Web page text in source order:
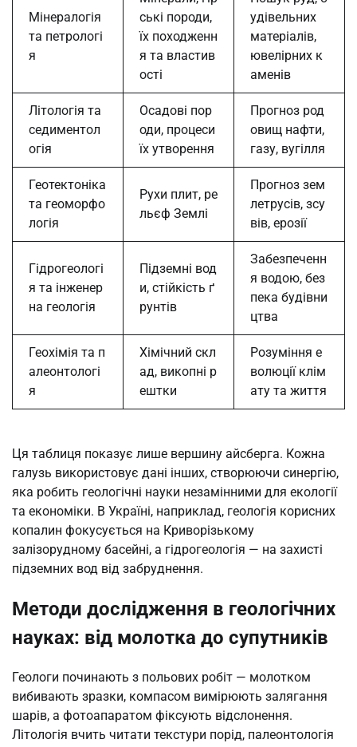
Мінералогія
та петрологі
я
ські породи,
їх походженн
я та властив
ості
удівельних
матеріалів,
ювелірних к
аменів
Літологія та
седиментол
огія
Осадові пор
оди, процеси
їх утворення
Прогноз род
овищ нафти,
газу, вугілля
Геотектоніка
та геоморфо
логія
Рухи плит, ре
льєф Землі
Прогноз зем
летрусів, зсу
вів, ерозії
Гідрогеологі
я та інженер
на геологія
Підземні вод
и, стійкість ґ
рунтів
Забезпеченн
я водою, без
пека будівни
цтва
Геохімія та п
алеонтологі
я
Хімічний скл
ад, викопні р
ештки
Розуміння е
волюції клім
ату та життя
Ця таблиця показує лише вершину айсберга. Кожна
галузь використовує дані інших, створюючи синергію,
яка робить геологічні науки незамінними для екології
та економіки. В Україні, наприклад, геологія корисних
копалин фокусується на Криворізькому
залізорудному басейні, а гідрогеологія — на захисті
підземних вод від забруднення.
Методи дослідження в геологічних
науках: від молотка до супутників
Геологи починають з польових робіт — молотком
вибивають зразки, компасом вимірюють залягання
шарів, а фотоапаратом фіксують відслонення.
Літологія вчить читати текстури порід, палеонтологія